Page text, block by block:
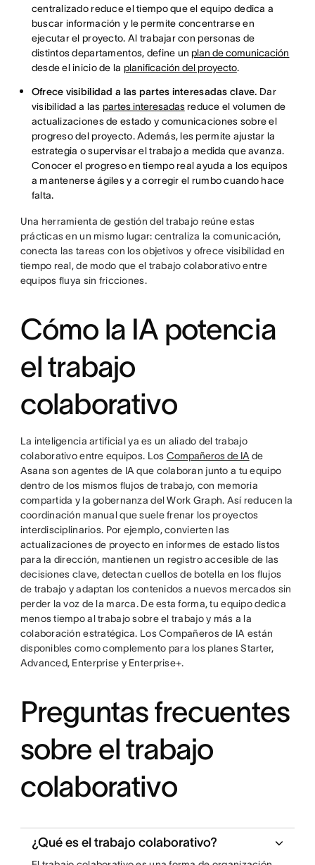
centralizado reduce el tiempo que el equipo dedica a
buscar información y le permite concentrarse en
ejecutar el proyecto. Al trabajar con personas de
distintos departamentos, define unplan de comunicación
desde el inicio de la planificación del proyecto.
Ofrece visibilidad a las partes interesadas clave. Dar
visibilidad a las partes interesadasreduce el volumen de
actualizaciones de estado y comunicaciones sobre el
progreso del proyecto. Además, les permite ajustar la
estrategia o supervisar el trabajo a medida que avanza.
Conocer el progreso en tiempo real ayuda a los equipos
a mantenerse ágiles y a corregir el rumbo cuando hace
falta.
Una herramienta de gestión del trabajo reúne estas
prácticas en un mismo lugar: centraliza la comunicación,
conecta las tareas con los objetivos y ofrece visibilidad en
tiempo real, de modo que el trabajo colaborativo entre
equipos fluya sin fricciones.
Cómo la IA potencia
el trabajo
colaborativo
La inteligencia artificial ya es un aliado del trabajo
colaborativo entre equipos. Los Compañeros de IA de
Asana son agentes de IA que colaboran junto a tu equipo
dentro de los mismos flujos de trabajo, con memoria
compartida y la gobernanza del Work Graph. Así reducen la
coordinación manual que suele frenar los proyectos
interdisciplinarios. Por ejemplo, convierten las
actualizaciones de proyecto en informes de estado listos
para la dirección, mantienen un registro accesible de las
decisiones clave, detectan cuellos de botella en los flujos
de trabajo y adaptan los contenidos a nuevos mercados sin
perder la voz de la marca. De esta forma, tu equipo dedica
menos tiempo al trabajo sobre el trabajo y más a la
colaboración estratégica. Los Compañeros de IA están
disponibles como complemento para los planes Starter,
Advanced, Enterprise y Enterprise+.
Preguntas frecuentes
sobre el trabajo
colaborativo
¿Qué es el trabajo colaborativo?